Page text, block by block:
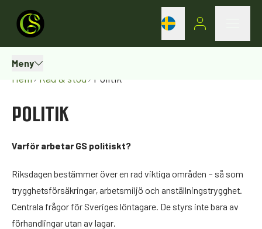
Meny
Hem Råd & stöd Politik
POLITIK
Varför arbetar GS politiskt?
Riksdagen bestämmer över en rad viktiga områden – så som
trygghetsförsäkringar, arbetsmiljö och anställningstrygghet.
Centrala frågor för Sveriges löntagare. De styrs inte bara av
förhandlingar utan av lagar.